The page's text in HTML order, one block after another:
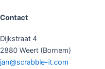
Contact
Dijkstraat 4
2880 Weert (Bornem)
jan@scrabble-it.com